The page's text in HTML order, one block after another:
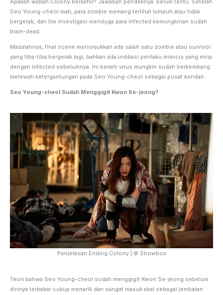
Apakah wabah Colony berakhir? Jawaban pendeknya: belum tentu. Setelah
Seo Young-cheol mati, para zombie memang terlihat lumpuh atau tidak
bergerak, dan tim investigasi menduga para infected kemungkinan sudah
brain-dead.
Masalahnya, final scene menunjukkan ada salah satu zombie atau survivor
yang tiba-tiba bergerak lagi, bahkan ada indikasi perilaku mimicry yang mirip
dengan infected sebelumnya. Ini berarti virus mungkin sudah berkembang
melewati ketergantungan pada Seo Young-cheol sebagai pusat kendali.
Seo Young-cheol Sudah Menggigit Kwon Se-jeong?
Penjelasan Ending Colony | © Showbox
Teori bahwa Seo Young-cheol sudah menggigit Kwon Se-jeong sebelum
dirinya terbakar cukup menarik dan sangat masuk akal sebagai jembatan